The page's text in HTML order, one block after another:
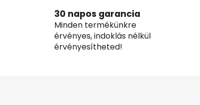
30 napos garancia
Minden termékünkre
érvényes, indoklás nélkül
érvényesítheted!